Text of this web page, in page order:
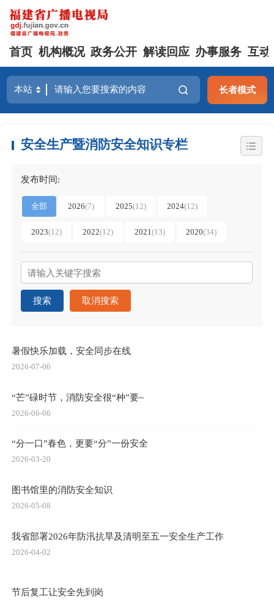
首页 机构概况 政务公开 解读回应 办事服务 互动
长者模式
安全生产暨消防安全知识专栏
发布时间:
全部 2026(7) 2025(12) 2024(12)
2023(12) 2022(12) 2021 (13) 2020(34)
搜索 取消搜索
暑假快乐加载，安全同步在线
2026-07-06
“芒”碌时节，消防安全很“种”要~
2026-06-06
“分一口”春色，更要“分”一份安全
2026-03-20
图书馆里的消防安全知识
2026-05-08
我省部署2026年防汛抗旱及清明至五一安全生产工作
2026-04-02
节后复工让安全先到岗